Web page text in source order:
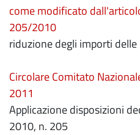
come modificato
205/2010
riduzione degli importi
Circolare Comitato
2011
Applicazione disposizioni
2010, n. 205